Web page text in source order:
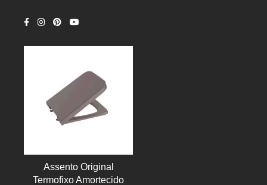
Assento Original
Termofixo Amortecido